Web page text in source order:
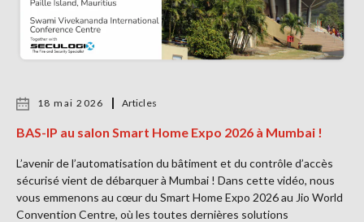
18 mai 2026 Articles
BAS-IP au salon Smart Home Expo 2026 à Mumbai !
L’avenir de l’automatisation du bâtiment et du contrôle d’accès
sécurisé vient de débarquer à Mumbai ! Dans cette vidéo, nous
vous emmenons au cœur du Smart Home Expo 2026 au Jio World
Convention Centre, où les toutes dernières solutions